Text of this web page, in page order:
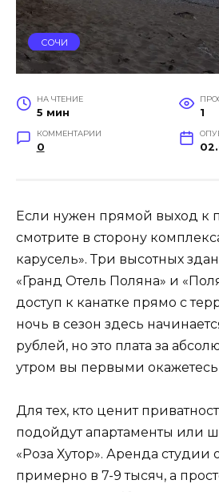
СОЧИ
НА ЧТЕНИЕ
5 мин 1
КОММЕНТАРИИ
0
Если нужен прямой выход к
смотрите в сторону
карусель». Три высотных
«Гранд Отель Поляна» и
доступ к канатке прямо с
ночь в сезон здесь
рублей, но это плата за
утром вы первыми окажетесь
Для тех, кто ценит
подойдут апартаменты или
«Роза Хутор». Аренда студии
примерно в 7-9 тысяч, а